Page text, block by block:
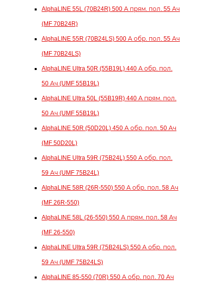
AlphaLINE 55L (70B24R) 500 А прям. пол. 55 Ач
(MF 70B24R)
AlphaLINE 55R (70B24LS) 500 А обр. пол. 55 Ач
(MF 70B24LS)
AlphaLINE Ultra 50R (55B19L) 440 А обр. пол.
50 Ач (UMF 55B19L)
AlphaLINE Ultra 50L (55B19R) 440 А прям. пол.
50 Ач (UMF 55B19L)
AlphaLINE 50R (50D20L) 450 А обр. пол. 50 Ач
(MF 50D20L)
AlphaLINE Ultra 59R (75B24L) 550 А обр. пол.
59 Ач (UMF 75B24L)
AlphaLINE 58R (26R-550) 550 А обр. пол. 58 Ач
(MF 26R-550)
AlphaLINE 58L (26-550) 550 А прям. пол. 58 Ач
(MF 26-550)
AlphaLINE Ultra 59R (75B24LS) 550 А обр. пол.
59 Ач (UMF 75B24LS)
AlphaLINE 85-550 (70R) 550 А обр. пол. 70 Ач